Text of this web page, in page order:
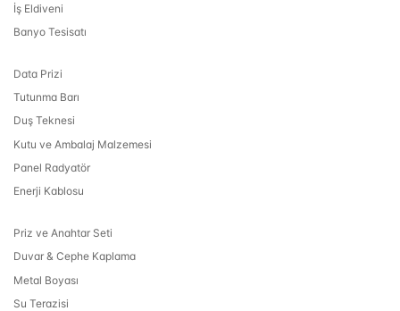
İş Eldiveni
Banyo Tesisatı
Data Prizi
Tutunma Barı
Duş Teknesi
Kutu ve Ambalaj Malzemesi
Panel Radyatör
Enerji Kablosu
Priz ve Anahtar Seti
Duvar & Cephe Kaplama
Metal Boyası
Su Terazisi